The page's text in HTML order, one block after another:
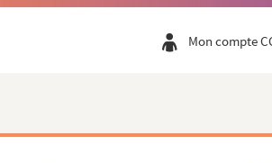
Mon compte